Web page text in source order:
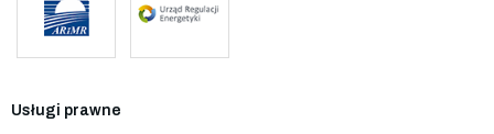
Usługi prawne